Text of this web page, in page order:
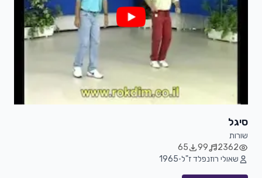
סיגל
שורות
2362
99
65
שאולי רוזנפלד ז"ל•
1965